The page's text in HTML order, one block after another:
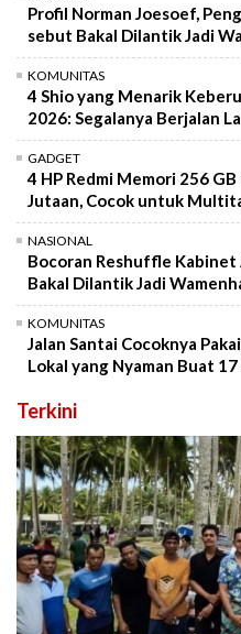
Profil Norman Joesoef,
sebut Bakal Dilantik Jadi
KOMUNITAS
4 Shio yang Menarik
2026: Segalanya Berjalan
GADGET
4 HP Redmi Memori 256
Jutaan, Cocok untuk
NASIONAL
Bocoran Reshuffle
Bakal Dilantik Jadi
KOMUNITAS
Jalan Santai Cocoknya
Lokal yang Nyaman Buat
Terkini